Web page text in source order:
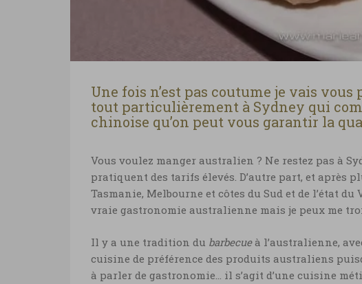
Une fois n’est pas coutume je vais
tout particulièrement à Sydney qui
chinoise qu’on peut vous garantir la
Vous voulez manger australien ? Ne restez pas à
pratiquent des tarifs élevés. D’autre part, et après
Tasmanie, Melbourne et côtes du Sud et de l’état
vraie gastronomie australienne mais je peux me
Il y a une tradition du barbecueà l’australienne,
cuisine de préférence des produits australiens
à parler de gastronomie… il s’agit d’une cuisine